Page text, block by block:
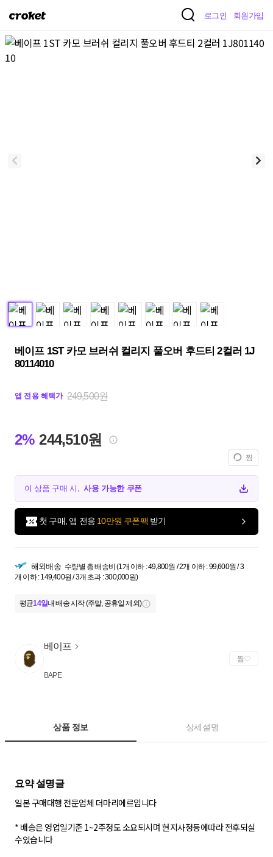
크
켓
로그인 회원가입
베이프 1ST 카모 브러쉬 컬리지 풀오버 후드티 2컬러 1J
80114010
앱 전용 혜택가 249,500원
2% 244,510원
찜
이 상품 구매 시,사용 가능한 쿠폰
첫 구매, 앱 전용 10만원 쿠폰팩 받기
해외배송 수량별 총 배송비 (1개 이하 : 49,800원 / 2개 이하 : 99,600원 / 3
개 이하 : 149,400원 / 3개 초과 : 300,000원)
평균14일내 배송 시작 (주말, 공휴일 제외)
베이프
BAPE
찜
상품 정보 상세설명
요약 설명글
일본 구매대행 전문업체 더마리에르입니다
* 배송은 영업일기준 1~2주정도 소요되시며 현지사정등에따라 전후되실
수있습니다